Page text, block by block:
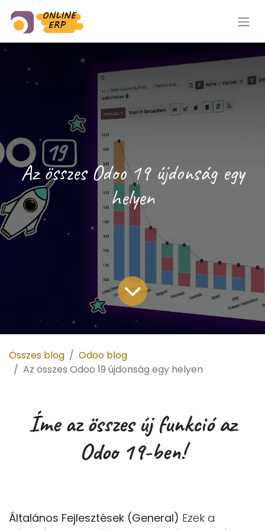
Az összes Odoo 19 újdonság egy
helyen
Összes blog
Odoo blog
Az összes Odoo 19 újdonság egy helyen
Íme az összes új funkció az
Odoo 19-ben!
Általános Fejlesztések (General) Ezek a